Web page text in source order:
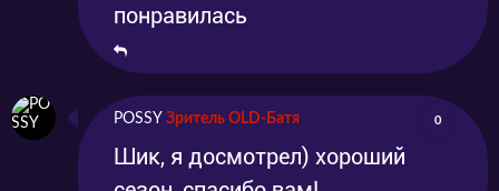
понравилась
POSSY Зритель OLD-Батя 0
Шик, я досмотрел) хороший